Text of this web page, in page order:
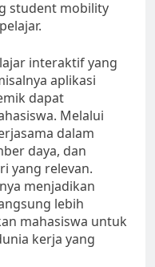
student mobility
interaktif yang
aplikasi
dapat
Melalui
dalam
daya, dan
yang relevan.
menjadikan
lebih
mahasiswa untuk
kerja yang